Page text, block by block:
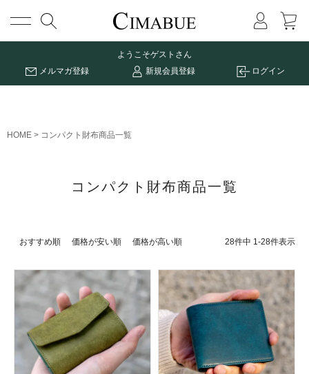
メニュー
ようこそゲストさん
メルマガ登録
新規会員登録 ログイン
HOME コンパクト財布商品一覧
コンパクト財布商品一覧
おすすめ順 価格が安い順 価格が高い順 28件中 1 -28件表示